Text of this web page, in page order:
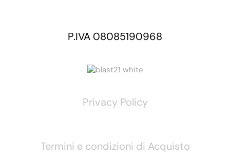
P.IVA 08085190968
Privacy Policy
Termini e condizioni di Acquisto